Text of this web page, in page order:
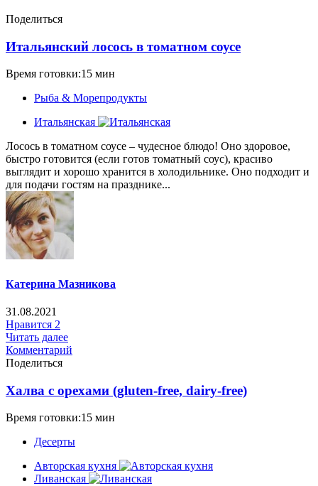
Поделиться
Итальянский лосось в томатном соусе
Время готовки:15 мин
Рыба & Mорепродукты
Итальянская
Лосось в томатном соусе – чудесное блюдо! Оно здоровое,
быстро готовится (если готов томатный соус), красиво
выглядит и хорошо хранится в холодильнике. Оно подходит и
для подачи гостям на празднике...
Катерина Мазникова
31.08.2021
Нравится 2
Читать далее
Комментарий
Поделиться
Халва с орехами (gluten-free, dairy-free)
Время готовки:15 мин
Десерты
Авторская кухня
Ливанская